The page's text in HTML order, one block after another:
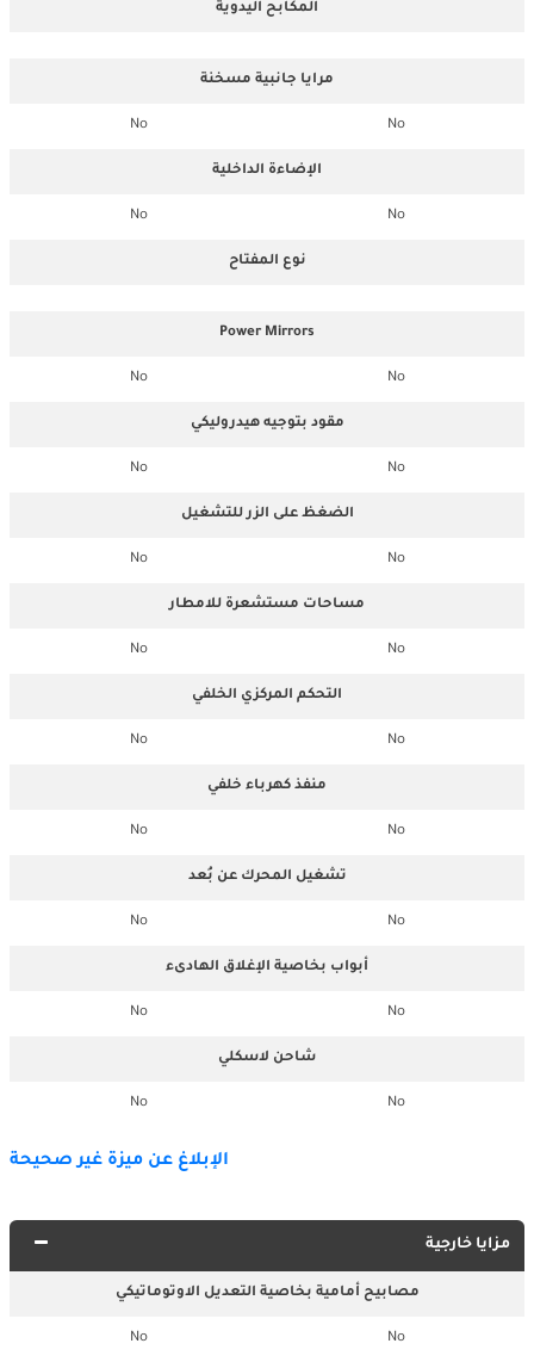
المكابح اليدوية
مرايا جانبية مسخنة
No
No
الإضاءة الداخلية
No
No
نوع المفتاح
Power Mirrors
No
No
مقود بتوجيه هيدروليكي
No
No
الضغظ على الزر للتشغيل
No
No
مساحات مستشعرة للامطار
No
No
التحكم المركزي الخلفي
No
No
منفذ كهرباء خلفي
No
No
تشغيل المحرك عن بُعد
No
No
أبواب بخاصية الإغلاق الهادىء
No
No
شاحن لاسكلي
No
No
الإبلاغ عن ميزة غير صحيحة
مزايا خارجية
مصابيح أمامية بخاصية التعديل الاوتوماتيكي
No
No